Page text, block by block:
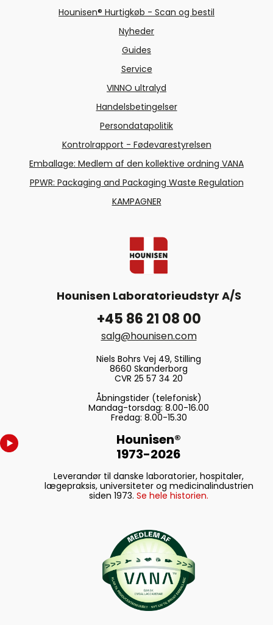
Hounisen® Hurtigkøb - Scan og bestil
Nyheder
Guides
Service
VINNO ultralyd
Handelsbetingelser
Persondatapolitik
Kontrolrapport - Fødevarestyrelsen
Emballage: Medlem af den kollektive ordning VANA
PPWR: Packaging and Packaging Waste Regulation
KAMPAGNER
Hounisen Laboratorieudstyr A/S
+45 86 21 08 00
salg@hounisen.com
Niels Bohrs Vej 49, Stilling
8660 Skanderborg
CVR 25 57 34 20
Åbningstider (telefonisk)
Mandag-torsdag: 8.00-16.00
Fredag: 8.00-15.30
Hounisen®
1973-2026
Leverandør til danske laboratorier, hospitaler,
lægepraksis, universiteter og medicinalindustrien
siden 1973. Se hele historien.